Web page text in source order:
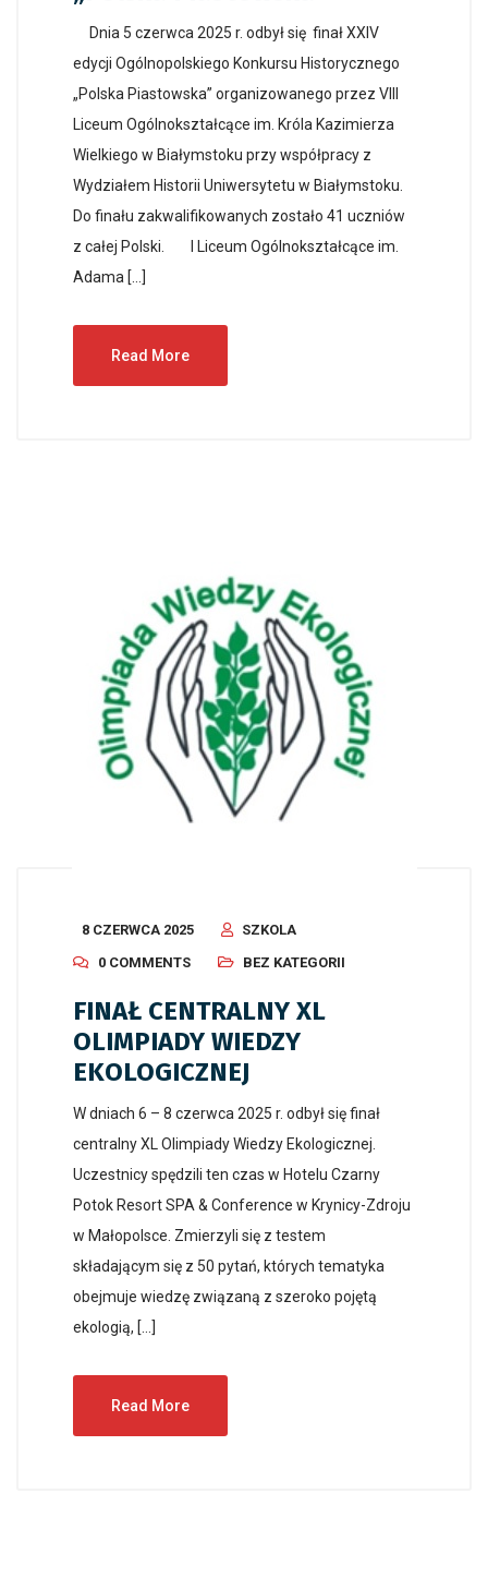
Dnia 5 czerwca 2025 r. odbył się finał XXIV
edycji Ogólnopolskiego Konkursu Historycznego
„Polska Piastowska” organizowanego przez VIII
Liceum Ogólnokształcące im. Króla Kazimierza
Wielkiego w Białymstoku przy współpracy z
Wydziałem Historii Uniwersytetu w Białymstoku.
Do finału zakwalifikowanych zostało 41 uczniów
z całej Polski. I Liceum Ogólnokształcące im.
Adama […]
Read More
8 CZERWCA 2025
SZKOLA
0 COMMENTS
BEZ KATEGORII
FINAŁ CENTRALNY XL
OLIMPIADY WIEDZY
EKOLOGICZNEJ
W dniach 6 – 8 czerwca 2025 r. odbył się finał
centralny XL Olimpiady Wiedzy Ekologicznej.
Uczestnicy spędzili ten czas w Hotelu Czarny
Potok Resort SPA & Conference w Krynicy-Zdroju
w Małopolsce. Zmierzyli się z testem
składającym się z 50 pytań, których tematyka
obejmuje wiedzę związaną z szeroko pojętą
ekologią, […]
Read More